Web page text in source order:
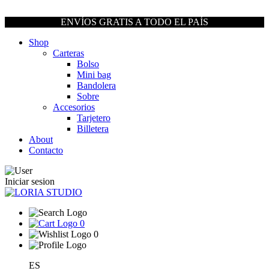
ENVÍOS GRATIS A TODO EL PAÍS
Shop
Carteras
Bolso
Mini bag
Bandolera
Sobre
Accesorios
Tarjetero
Billetera
About
Contacto
Iniciar sesion
0
0
ES